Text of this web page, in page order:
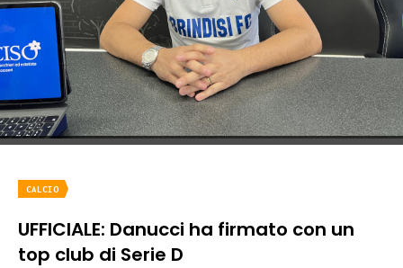
CALCIO
UFFICIALE: Danucci ha firmato con un
top club di Serie D